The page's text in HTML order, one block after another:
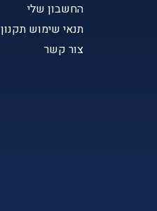
החשבון שלי
תנאי שימוש תקנון
צור קשר